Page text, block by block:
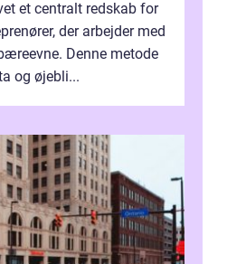
et centralt redskab for
der arbejder med
Denne metode
og øjebli...